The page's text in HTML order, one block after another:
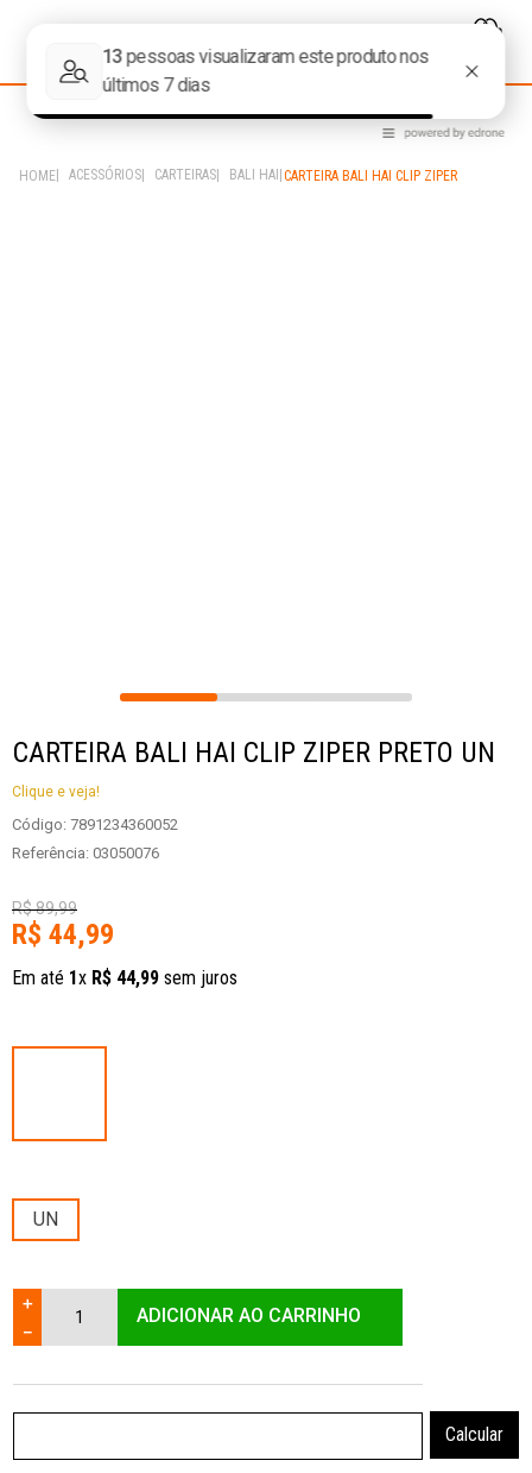
ACESSÓRIOS CARTEIRAS BALI HAI CARTEIRA BALI HAI CLIP ZIPER
CARTEIRA BALI HAI CLIP ZIPER PRETO UN
Clique e veja!
Código: 7891234360052
Referência: 03050076
R$89,99
R$ 44,99
Em até 1x R$ 44,99 sem juros
UN
＋
－
ADICIONAR AO CARRINHO